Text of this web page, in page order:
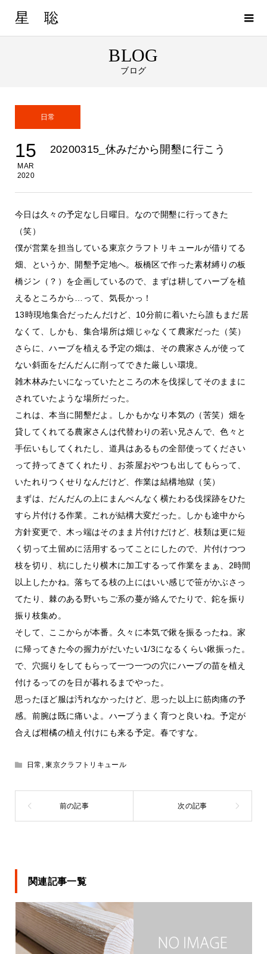
星 聡
BLOG
ブログ
日常
15
MAR
2020
20200315_休みだから開墾に行こう
今日は久々の予定なし日曜日。なので開墾に行ってきた
（笑）
僕が営業を担当している東京クラフトリキュールが借りてる
畑、というか、開墾予定地へ。板橋区で作った素材縛りの板
橋ジン（？）を企画しているので、まずは耕してハーブを植
えるところから…って、気長かっ！
13時現地集合だったんだけど、10分前に着いたら誰もまだ居
なくて、しかも、集合場所は畑じゃなくて農家だった（笑）
さらに、ハーブを植える予定の畑は、その農家さんが使って
ない斜面をだんだんに削ってできた厳しい環境。
雑木林みたいになっていたところの木を伐採してそのままに
されていたような場所だった。
これは、本当に開墾だよ。しかもかなり本気の（苦笑）畑を
貸してくれてる農家さんは代替わりの若い兄さんで、色々と
手伝いもしてくれたし、道具はあるもの全部使ってください
って持ってきてくれたり、お茶屋おやつも出してもらって、
いたれりつくせりなんだけど、作業は結構地獄（笑）
まずは、だんだんの上にまんべんなく横たわる伐採跡をひた
すら片付ける作業。これが結構大変だった。しかも途中から
方針変更で、木っ端はそのまま片付けだけど、枝類は更に短
く切って土留めに活用するってことにしたので、片付けつつ
枝を切り、杭にしたり横木に加工するって作業をまぁ、2時間
以上したかね。落ちてる枝の上にはいい感じで笹がかぶさっ
てたり、棘のある野いちご系の蔓が絡んでたりで、鉈を振り
振り枝集め。
そして、ここからが本番。久々に本気で鍬を振るったね。家
に帰ってきた今の握力がだいたい1/3になるくらい鍬振った。
で、穴掘りをしてもらって一つ一つの穴にハーブの苗を植え
付けるってのを日が暮れるまでやった。
思ったほど服は汚れなかったけど、思った以上に筋肉痛の予
感。前腕は既に痛いよ。ハーブうまく育つと良いね。予定が
合えば柑橘の植え付けにも来る予定。春ですな。
日常 ,東京クラフトリキュール
関連記事一覧